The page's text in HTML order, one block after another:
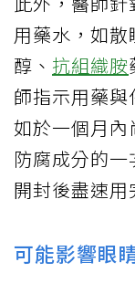
用藥水，如
醇、 抗組織胺
師指示用藥
如於一個月
防腐成分的
開封後盡速用
可能影響眼